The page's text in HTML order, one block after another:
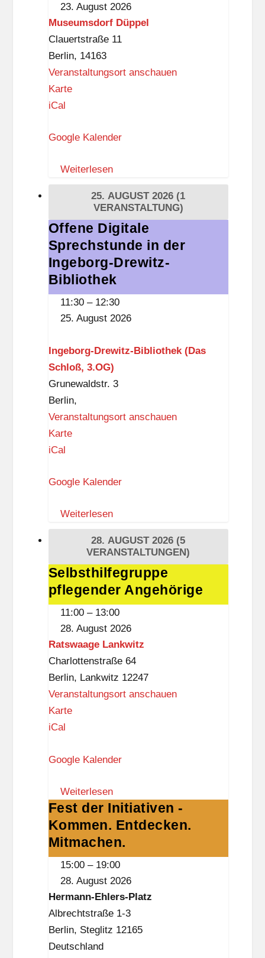
S
c
h
l
o
3
O
G
k
w
i
t
z
Erleben
23. August 2026
Museumsdorf Düppel
Clauertstraße 11
Berlin, 14163
Veranstaltungsort anschauen
KarteM
e
m
s
o
f
D
ü
p
p
l
iCal
Google Kalender
Weiterlesen
25. AUGUST 2026 (1
VERANSTALTUNG)
Offene
Digitale
Sprechstunde
in
der
Offene Digitale
Sprechstunde in der
Ingeborg-Drewitz-
Bibliothek
11:30 – 12:30
25. August 2026
Ingeborg-Drewitz-Bibliothek (Das
Schloß, 3.OG)
Grunewaldstr. 3
Berlin,
Veranstaltungsort anschauen
KarteI
e
o
r
-
r
e
w
i
t
z
-
B
l
o
t
h
e
k
D
a
s
S
iCal
Google Kalender
Weiterlesen
28. AUGUST 2026 (5
VERANSTALTUNGEN)
Selbsthilfegruppe
pflegender
Angehörige
Selbsthilfegruppe
pflegender Angehörige
11:00 – 13:00
28. August 2026
Ratswaage Lankwitz
Charlottenstraße 64
Berlin, Lankwitz 12247
Veranstaltungsort anschauen
KarteR
s
a
a
g
e
L
n
k
w
i
iCal
Google Kalender
Weiterlesen
Fest
der
Initiativen
-
Entdecken.
Fest der Initiativen -
Kommen. Entdecken.
Mitmachen.
15:00 – 19:00
28. August 2026
Hermann-Ehlers-Platz
Albrechtstraße 1-3
Berlin, Steglitz 12165
Deutschland